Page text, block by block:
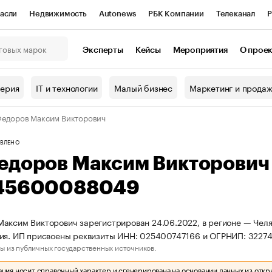
Недвижимость Autonews РБК Компании Телеканал
Проверка контрагентов
Эксперты Кейсы Мероприятия О
IT и технологии Малый бизнес Маркетинг и
Максим Викторович
Максим
Викторович зарегистрирован 24.06.2022, в регионе —
ИП присвоены реквизиты ИНН: 025400747166 и ОГРНИП:
из публичных государственных источников.
носит справочный характер и сгенерирована на основании данных из